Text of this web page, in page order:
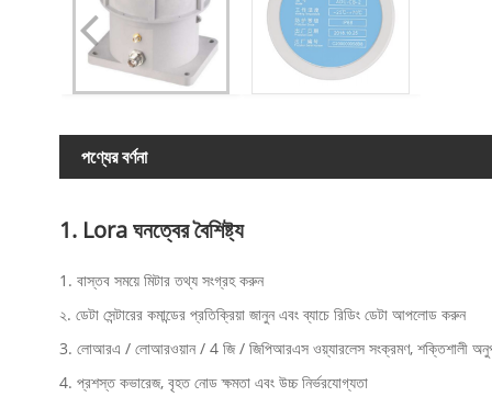
পণ্যের বর্ণনা
1. Lora ঘনত্বের বৈশিষ্ট্য
1. বাস্তব সময়ে মিটার তথ্য সংগ্রহ করুন
২. ডেটা সেন্টারের কমান্ডের প্রতিক্রিয়া জানুন এবং ব্যাচে রিডিং ডেটা আপলোড করুন
3. লোআরএ / লোআরওয়ান / 4 জি / জিপিআরএস ওয়্যারলেস সংক্রমণ, শক্তিশালী
4. প্রশস্ত কভারেজ, বৃহত নোড ক্ষমতা এবং উচ্চ নির্ভরযোগ্যতা